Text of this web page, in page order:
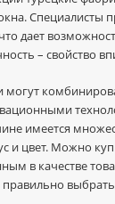
Специалисты
дает
– свойство
могут
имеется
и цвет. Можно
в качестве
правильно